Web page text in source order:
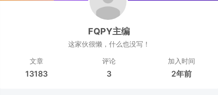
FQPY主编
这家伙很懒，什么也没写！
文章
13183
评论
3
加入时间
2年前